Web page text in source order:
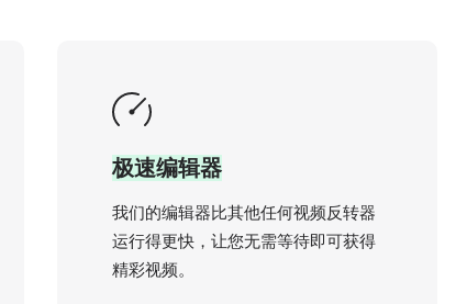
极速编辑器
我们的编辑器比其他任何视频反转器
运行得更快，让您无需等待即可获得
精彩视频。